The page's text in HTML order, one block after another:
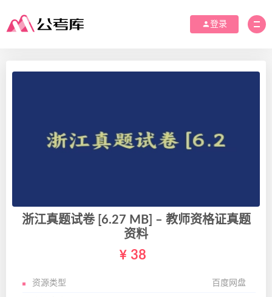
登录
浙江真题试卷 [6.27 MB] – 教师资格证真题
资料
38
资源类型 百度网盘